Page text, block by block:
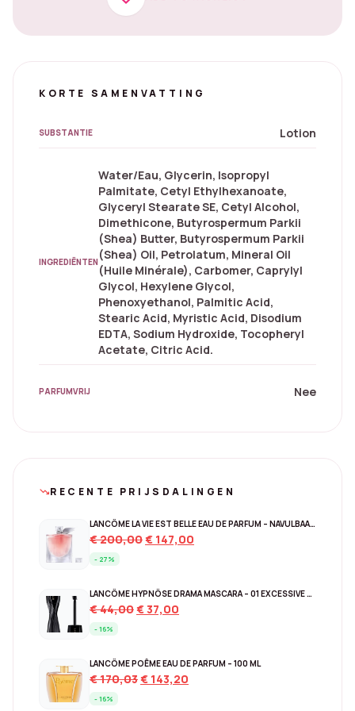
KORTE SAMENVATTING
SUBSTANTIE Lotion
INGREDIËNTEN
Water/Eau, Glycerin, Isopropyl
Palmitate, Cetyl Ethylhexanoate,
Glyceryl Stearate SE, Cetyl Alcohol,
Dimethicone, Butyrospermum Parkii
(Shea) Butter, Butyrospermum Parkii
(Shea) Oil, Petrolatum, Mineral Oil
(Huile Minérale), Carbomer, Caprylyl
Glycol, Hexylene Glycol,
Phenoxyethanol, Palmitic Acid,
Stearic Acid, Myristic Acid, Disodium
EDTA, Sodium Hydroxide, Tocopheryl
Acetate, Citric Acid.
PARFUMVRIJ Nee
trending_downRECENTE PRIJSDALINGEN
LANCÔME LA VIE EST BELLE EAU DE PARFUM – NAVULBAAR 150 ML
€200,00Original
€ 200,00.
€ 147,00
- 27%
LANCÔME HYPNÔSE DRAMA MASCARA – 01 EXCESSIVE BLACK
€44,00Original
€ 44,00.
€37,00
- 16%
LANCÔME POÊME EAU DE PARFUM – 100 ML
€170,03Original
€ 143,20
- 16%